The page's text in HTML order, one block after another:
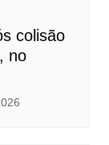
colisão
no